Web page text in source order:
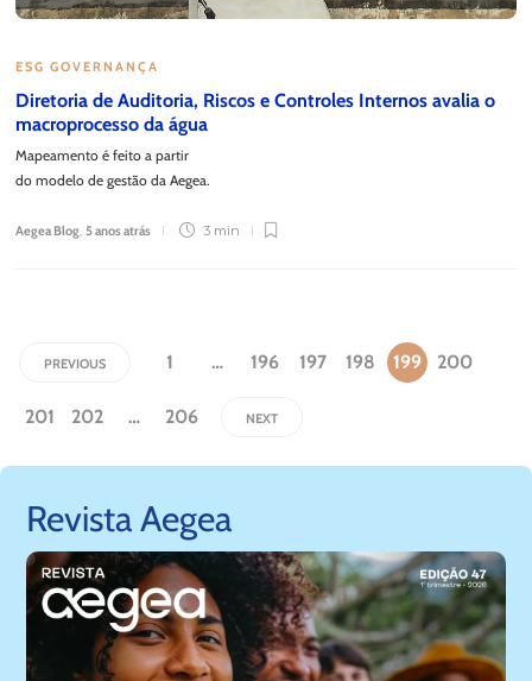
ESG GOVERNANÇA
Diretoria de Auditoria, Riscos e Controles Internos avalia o
macroprocesso da água
Mapeamento é feito a partir
do modelo de gestão da Aegea.
Aegea Blog,5 anos atrás 3 min
PREVIOUS 1 … 196 197 198 199 200
201 202 … 206 NEXT
Revista Aegea